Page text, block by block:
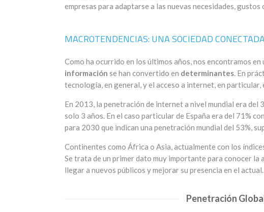
empresas para adaptarse a las nuevas necesidades,
MACROTENDENCIAS: UNA SOCIEDAD
Como ha ocurrido en los últimos años, nos encontramos en
información se han convertido en determinantes. En
tecnología, en general, y el acceso a internet, en
En 2013, la penetración de internet a nivel mundial era del
solo 3 años. En el caso particular de España era del 71%
para 2030 que indican una penetración mundial del 53%,
Continentes como África o Asia, actualmente con los
Se trata de un primer dato muy importante para conocer
llegar a nuevos públicos y mejorar su presencia en el actual.
Penetración